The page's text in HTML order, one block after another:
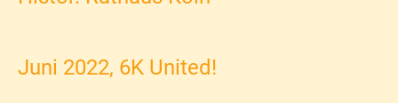
Juni 2022, 6K United!